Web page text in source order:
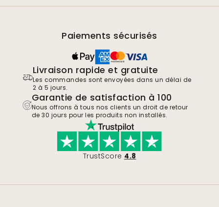
Paiements sécurisés
Livraison rapide et gratuite
Les commandes sont envoyées dans un délai de
2 à 5 jours.
Garantie de satisfaction à 100
Nous offrons à tous nos clients un droit de retour
de 30 jours pour les produits non installés.
TrustScore 4.8